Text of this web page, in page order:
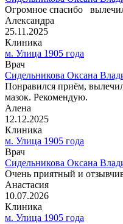
Огромное спасибо
Александра
25.11.2025
Клиника
м. Улица 1905 года
Врач
Сидельникова Оксана
Понравился приём,
мазок. Рекомендую.
Алена
12.12.2025
Клиника
м. Улица 1905 года
Врач
Сидельникова Оксана
Очень приятный и
Анастасия
10.07.2026
Клиника
м. Улица 1905 года